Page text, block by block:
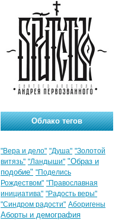
Облако тегов
"Вера и дело" "Душа" "Золотой
витязь" "Ландыши" "Образ и
подобие" "Поделись
Рождеством" "Православная
инициатива" "Радость веры"
"Синдром радости" Аборигены
Аборты и демография